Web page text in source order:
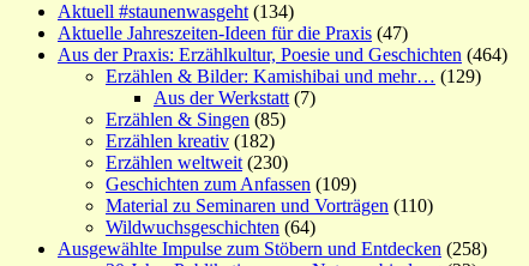
Aktuell #staunenwasgeht (134)
Aktuelle Jahreszeiten-Ideen für die Praxis (47)
Aus der Praxis: Erzählkultur, Poesie und Geschichten (464)
Erzählen & Bilder: Kamishibai und mehr… (129)
Aus der Werkstatt (7)
Erzählen & Singen (85)
Erzählen kreativ (182)
Erzählen weltweit (230)
Geschichten zum Anfassen (109)
Material zu Seminaren und Vorträgen (110)
Wildwuchsgeschichten (64)
Ausgewählte Impulse zum Stöbern und Entdecken (258)